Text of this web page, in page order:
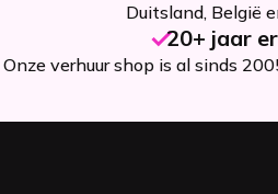
Duitsland, België
20+ jaar
Onze verhuur shop is al sinds